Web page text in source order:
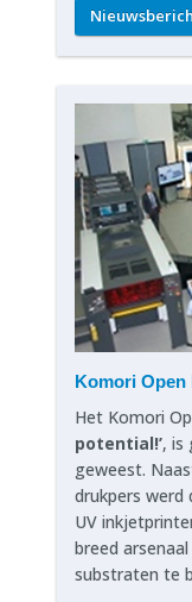
Komori Open
Het Komori
potential!’, is
geweest.
drukpers werd
UV
breed
substraten te